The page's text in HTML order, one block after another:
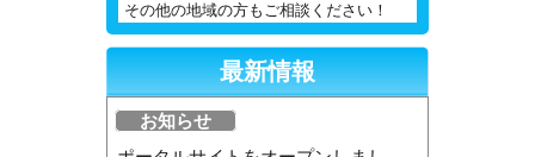
その他の地域の方もご相談ください！
最新情報
お知らせ